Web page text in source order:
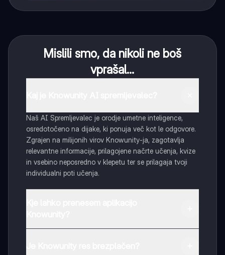
Mislili smo, da nikoli ne boš
vprašal...
Naš AI Spremljevalec je orodje umetne inteligence,
osredotočeno na dijake, ki ponuja več kot le odgovore.
Zgrajen na milijonih virov Knowunity-ja, zagotavlja
relevantne informacije, prilagojene načrte učenja, kvize
in vsebino neposredno v klepetu ter se prilagaja tvoji
individualni poti učenja.